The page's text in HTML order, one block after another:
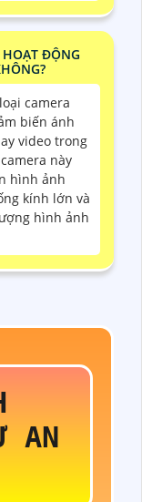
HOẠT ĐỘNG
camera
biến ánh
video trong
này
hình ảnh
kính lớn và
hình ảnh
AN